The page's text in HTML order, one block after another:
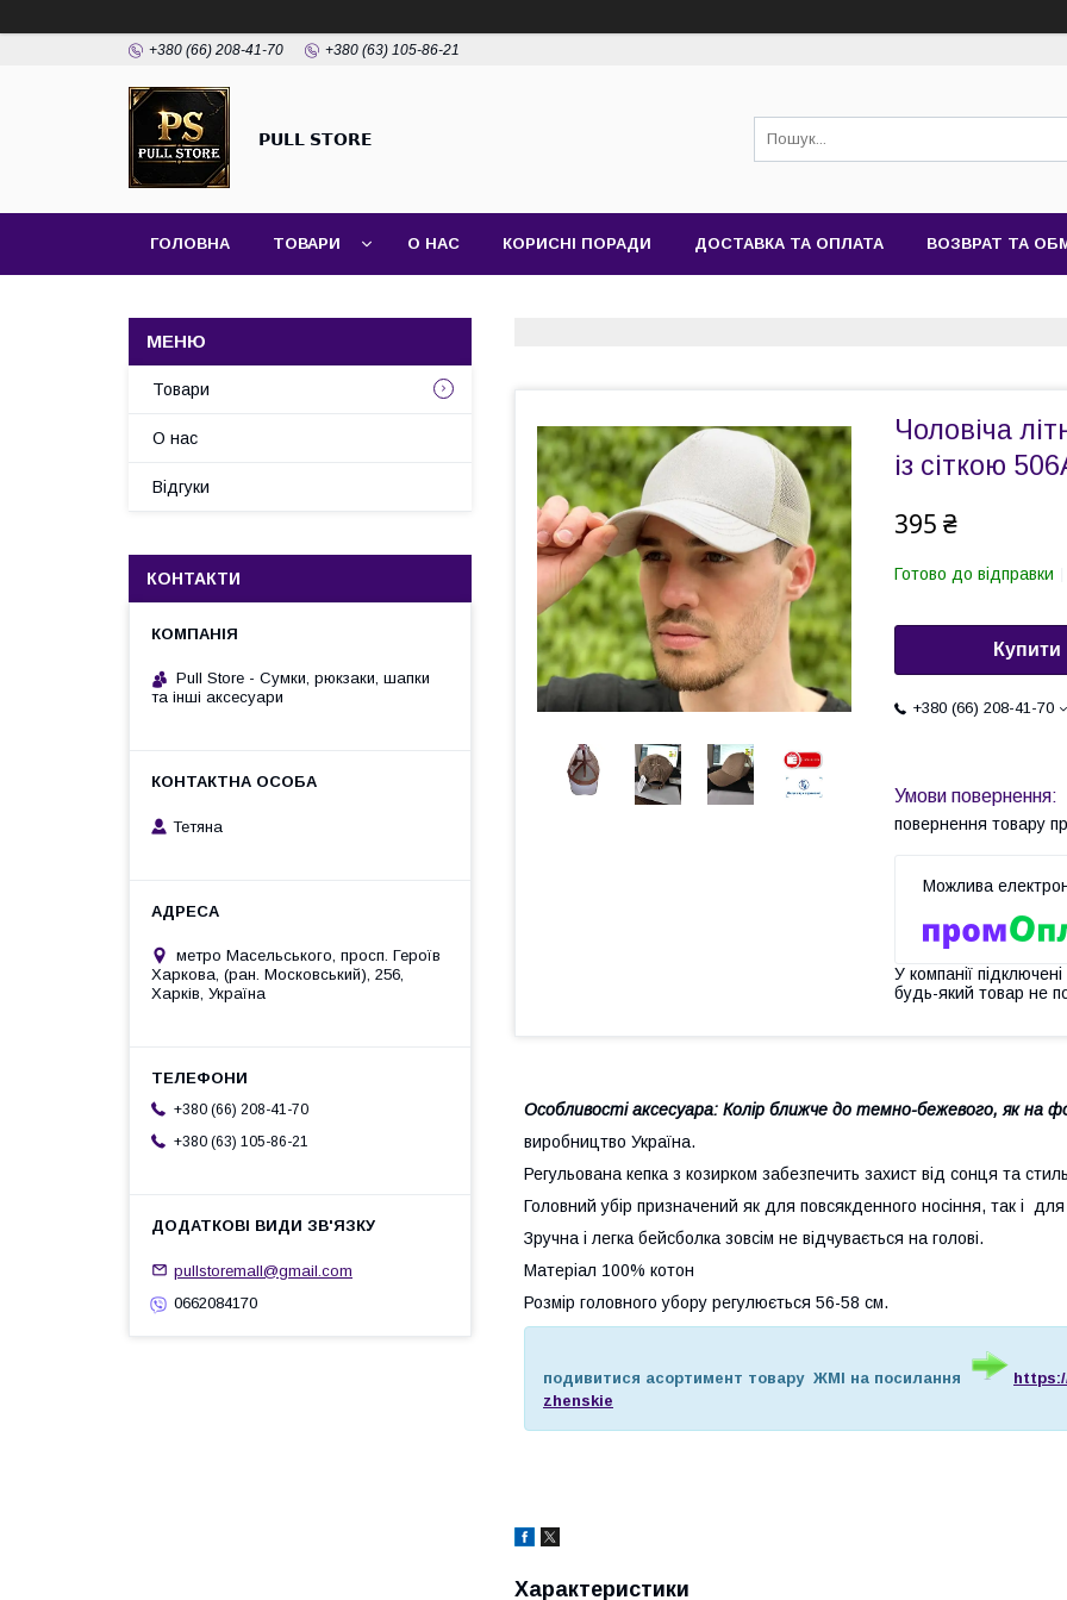
+380 (66) 208-41-70 +380 (63) 105-86-21
𝗣𝗨𝗟𝗟 𝗦𝗧𝗢𝗥𝗘
ГОЛОВНА ТОВАРИ О НАС КОРИСНІ ПОРАДИ ДОСТАВКА ТА ОПЛАТА ВОЗВРАТ ТА
Чоловіча
із сіткою
395 ₴
Готово до відправки
Купити
+380 (66) 208-41-70
повернення товару
У компанії
будь-який товар не
Особливості аксесуара: Колір ближче до темно-бежевого, як на
виробництво Україна.
Регульована кепка з козирком забезпечить захист від сонця та
Головний убір призначений як для повсякденного носіння, так і
Зручна і легка бейсболка зовсім не відчувається на голові.
Матеріал 100% котон
Розмір головного убору регулюється 56-58 см.
подивитися асортимент товару ЖМІ на посилання
zhenskie
Характеристики
Товари
О нас
Відгуки
КОНТАКТИ
Pull Store - Cумки, рюкзаки, шапки
та інші аксесуари
Тетяна
метро Масельського, просп. Героїв
Харкова, (ран. Московський), 256,
Харків, Україна
+380 (66) 208-41-70
+380 (63) 105-86-21
pullstoremall@gmail.com
0662084170